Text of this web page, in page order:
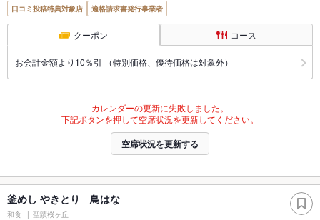
口コミ投稿特典対象店 適格請求書発行事業者
クーポン コース
お会計金額より10％引 （特別価格、優待価格は対象外）
カレンダーの更新に失敗しました。
下記ボタンを押して空席状況を更新してください。
空席状況を更新する
釜めし やきとり 鳥はな
和食 聖蹟桜ヶ丘